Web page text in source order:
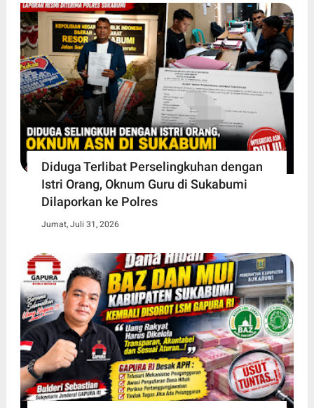
Diduga Terlibat Perselingkuhan dengan
Istri Orang, Oknum Guru di Sukabumi
Dilaporkan ke Polres
Jumat, Juli 31, 2026